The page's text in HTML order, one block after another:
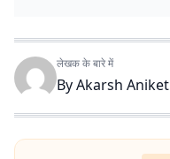
लेखक के बारे में
ByAkarsh Aniket